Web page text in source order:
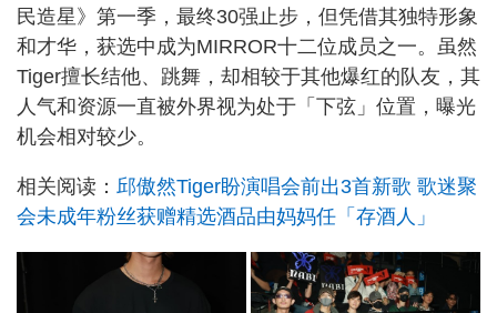
民造星》第一季，最终30强止步，但凭借其独特形象
和才华，获选中成为MIRROR十二位成员之一。虽然
Tiger擅长结他、跳舞，却相较于其他爆红的队友，其
人气和资源一直被外界视为处于「下弦」位置，曝光
机会相对较少。
相关阅读： 邱傲然Tiger盼演唱会前出3首新歌 歌迷聚
会未成年粉丝获赠精选酒品由妈妈任「存酒人」